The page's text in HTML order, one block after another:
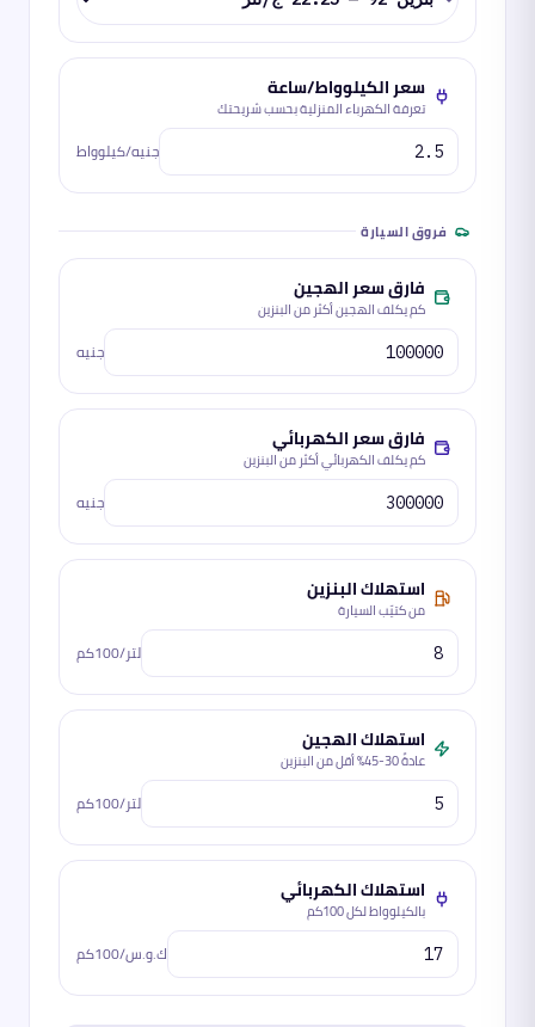
سعر الكيلوواط/ساعة
تعرفة الكهرباء المنزلية بحسب شريحتك
جنيه/كيلوواط
فروق السيارة
فارق سعر الهجين
كم يكلف الهجين أكثر من البنزين
جنيه
فارق سعر الكهربائي
كم يكلف الكهربائي أكثر من البنزين
جنيه
استهلاك البنزين
من كتيّب السيارة
لتر/100كم
استهلاك الهجين
عادةً 30-45% أقل من البنزين
لتر/100كم
استهلاك الكهربائي
بالكيلوواط لكل 100كم
ك.و.س/100كم